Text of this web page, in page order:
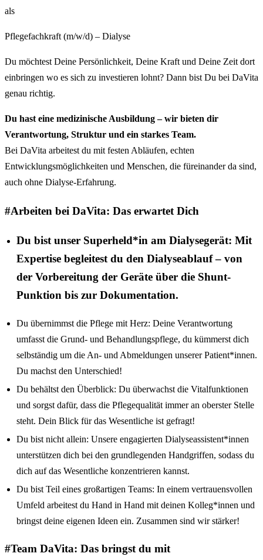
als
Pflegefachkraft (m/w/d) – Dialyse
Du möchtest Deine Persönlichkeit, Deine Kraft und Deine Zeit dort
einbringen wo es sich zu investieren lohnt? Dann bist Du bei DaVita
genau richtig.
Du hast eine medizinische Ausbildung – wir bieten dir
Verantwortung, Struktur und ein starkes Team.
Bei DaVita arbeitest du mit festen Abläufen, echten
Entwicklungsmöglichkeiten und Menschen, die füreinander da sind,
auch ohne Dialyse-Erfahrung.
#Arbeiten bei DaVita: Das erwartet Dich
Du bist unser Superheld*in am Dialysegerät: Mit
Expertise begleitest du den Dialyseablauf – von
der Vorbereitung der Geräte über die Shunt-
Punktion bis zur Dokumentation.
Du übernimmst die Pflege mit Herz: Deine Verantwortung
umfasst die Grund- und Behandlungspflege, du kümmerst dich
selbständig um die An- und Abmeldungen unserer Patient*innen.
Du machst den Unterschied!
Du behältst den Überblick: Du überwachst die Vitalfunktionen
und sorgst dafür, dass die Pflegequalität immer an oberster Stelle
steht. Dein Blick für das Wesentliche ist gefragt!
Du bist nicht allein: Unsere engagierten Dialyseassistent*innen
unterstützen dich bei den grundlegenden Handgriffen, sodass du
dich auf das Wesentliche konzentrieren kannst.
Du bist Teil eines großartigen Teams: In einem vertrauensvollen
Umfeld arbeitest du Hand in Hand mit deinen Kolleg*innen und
bringst deine eigenen Ideen ein. Zusammen sind wir stärker!
#Team DaVita: Das bringst du mit